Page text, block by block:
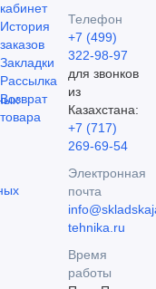
кабинет
История
заказов
Закладки
Рассылка
Возврат
товара
Телефон
+7 (499)
322-98-97
для звонков
из
Казахстана:
+7 (717)
269-69-54
Электронная
почта
tehnika.ru
Время
работы